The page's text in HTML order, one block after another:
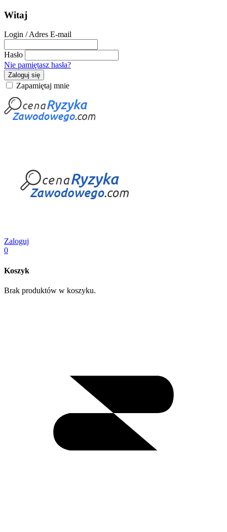
Witaj
Login / Adres E-mail
Hasło
Nie pamiętasz hasła?
Zaloguj się
Zapamiętaj mnie
Zaloguj
0
Koszyk
Brak produktów w koszyku.